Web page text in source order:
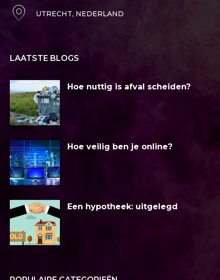
UTRECHT, NEDERLAND
LAATSTE BLOGS
Hoe nuttig is afval scheiden?
Hoe veilig ben je online?
Een hypotheek: uitgelegd